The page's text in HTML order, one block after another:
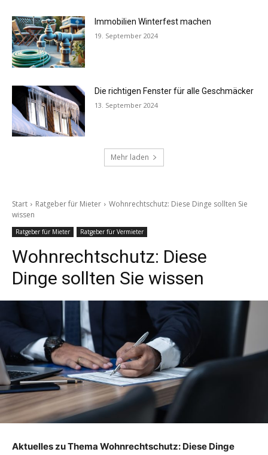
Immobilien Winterfest machen
19. September 2024
Die richtigen Fenster für alle Geschmäcker
13. September 2024
Mehr laden